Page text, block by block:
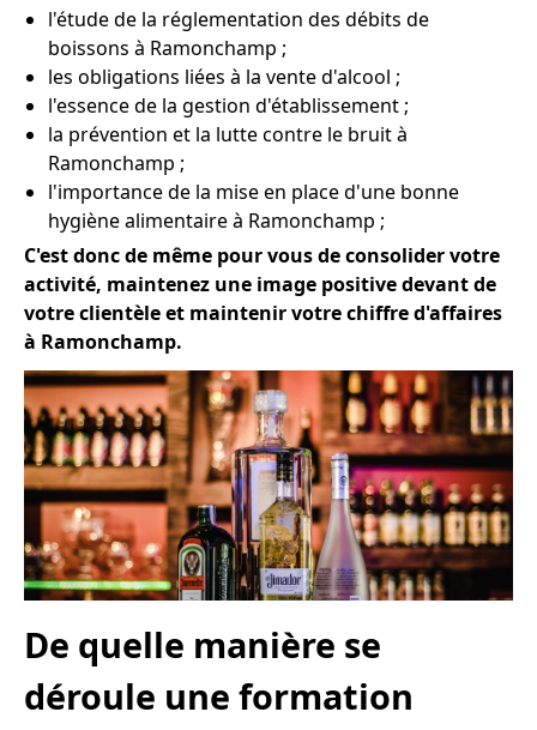
l'étude de la réglementation des débits de
boissons à Ramonchamp ;
les obligations liées à la vente d'alcool ;
l'essence de la gestion d'établissement ;
la prévention et la lutte contre le bruit à
Ramonchamp ;
l'importance de la mise en place d'une bonne
hygiène alimentaire à Ramonchamp ;
C'est donc de même pour vous de consolider votre
activité, maintenez une image positive devant de
votre clientèle et maintenir votre chiffre d'affaires
à Ramonchamp.
De quelle manière se
déroule une formation